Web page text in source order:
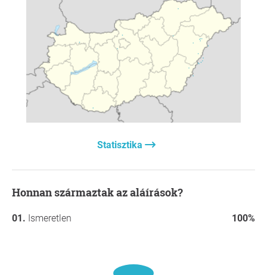
Statisztika
Honnan származtak az aláírások?
Ismeretlen 100%